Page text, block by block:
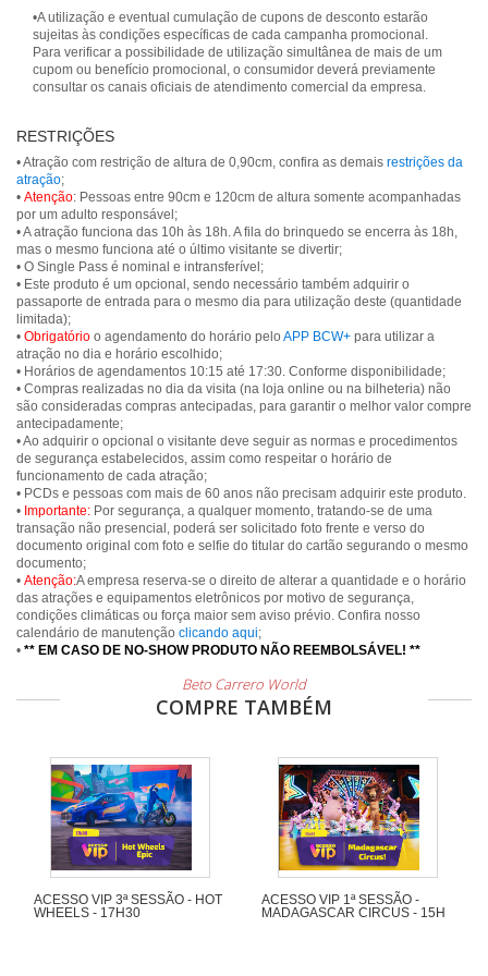
•A utilização e eventual cumulação de cupons de desconto estarão
sujeitas às condições específicas de cada campanha promocional.
Para verificar a possibilidade de utilização simultânea de mais de um
cupom ou benefício promocional, o consumidor deverá previamente
consultar os canais oficiais de atendimento comercial da empresa.
RESTRIÇÕES
• Atração com restrição de altura de 0,90cm, confira as demais restrições da
atração;
• Atenção: Pessoas entre 90cm e 120cm de altura somente acompanhadas
por um adulto responsável;
• A atração funciona das 10h às 18h. A fila do brinquedo se encerra às 18h,
mas o mesmo funciona até o último visitante se divertir;
• O Single Pass é nominal e intransferível;
• Este produto é um opcional, sendo necessário também adquirir o
passaporte de entrada para o mesmo dia para utilização deste (quantidade
limitada);
• Obrigatório o agendamento do horário pelo APP BCW+ para utilizar a
atração no dia e horário escolhido;
• Horários de agendamentos 10:15 até 17:30. Conforme disponibilidade;
• Compras realizadas no dia da visita (na loja online ou na bilheteria) não
são consideradas compras antecipadas, para garantir o melhor valor compre
antecipadamente;
• Ao adquirir o opcional o visitante deve seguir as normas e procedimentos
de segurança estabelecidos, assim como respeitar o horário de
funcionamento de cada atração;
• PCDs e pessoas com mais de 60 anos não precisam adquirir este produto.
• Importante: Por segurança, a qualquer momento, tratando-se de uma
transação não presencial, poderá ser solicitado foto frente e verso do
documento original com foto e selfie do titular do cartão segurando o mesmo
documento;
• Atenção:A empresa reserva-se o direito de alterar a quantidade e o horário
das atrações e equipamentos eletrônicos por motivo de segurança,
condições climáticas ou força maior sem aviso prévio. Confira nosso
calendário de manutenção clicando aqui;
• ** EM CASO DE NO-SHOW PRODUTO NÃO REEMBOLSÁVEL! **
Beto Carrero World
COMPRE TAMBÉM
ACESSO VIP 3ª SESSÃO - HOT
WHEELS - 17H30
ACESSO VIP 1ª SESSÃO -
MADAGASCAR CIRCUS - 15H